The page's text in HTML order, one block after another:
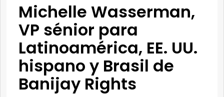
Michelle Wasserman,
VP sénior para
Latinoamérica, EE. UU.
hispano y Brasil de
Banijay Rights